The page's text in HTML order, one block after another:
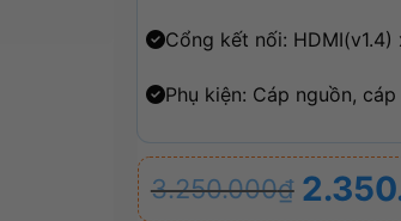
Cổng kết nối: HDMI(v1.4)
Phụ kiện: Cáp nguồn, cáp
3.250.000₫
Giá
Giá